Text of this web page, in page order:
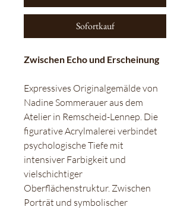
Sofortkauf
Zwischen Echo und Erscheinung
Expressives Originalgemälde von
Nadine Sommerauer aus dem
Atelier in Remscheid-Lennep. Die
figurative Acrylmalerei verbindet
psychologische Tiefe mit
intensiver Farbigkeit und
vielschichtiger
Oberflächenstruktur. Zwischen
Porträt und symbolischer